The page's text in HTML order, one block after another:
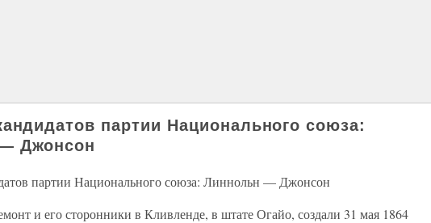
партии Национального союза:
Джонсон
партии Национального союза: Линнольн — Джонсон
и его сторонники в Кливленде, в штате Огайо, создали 31 мая 1864